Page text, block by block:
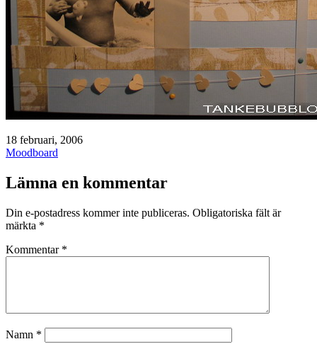
Publicerat
den
18 februari, 2006
Kategoriserat
Moodboard
Lämna en kommentar
Din e-postadress kommer inte publiceras. Obligatoriska fält är
märkta *
Kommentar *
Namn *